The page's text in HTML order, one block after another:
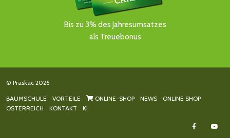
Bis zu 3% des Jahresumsatzes
als Treuebonus
© Praskac 2026
BAUMSCHULE VORTEILE ONLINE-SHOP NEWS
ONLINE SHOP
ÖSTERREICH
KONTAKT KI